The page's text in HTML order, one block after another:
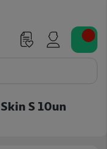
S 10un